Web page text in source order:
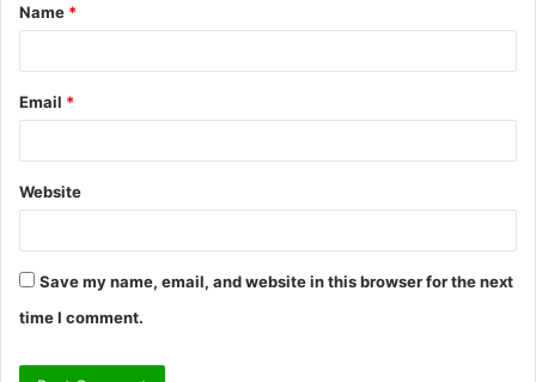
*
Name *
Email *
Website
Save my name, email, and website in this browser for the next
time I comment.